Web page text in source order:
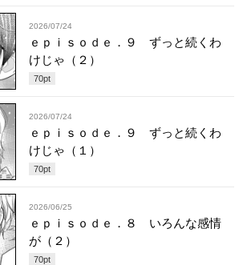
2026/07/24
ｅｐｉｓｏｄｅ．９ ずっと続くわ
けじゃ（２）
70pt
2026/07/24
ｅｐｉｓｏｄｅ．９ ずっと続くわ
けじゃ（１）
70pt
2026/06/25
ｅｐｉｓｏｄｅ．８ いろんな感情
が（２）
70pt